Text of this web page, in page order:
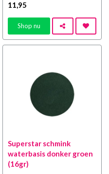
11,95
Shop nu
Superstar schmink
waterbasis donker groen
(16gr)